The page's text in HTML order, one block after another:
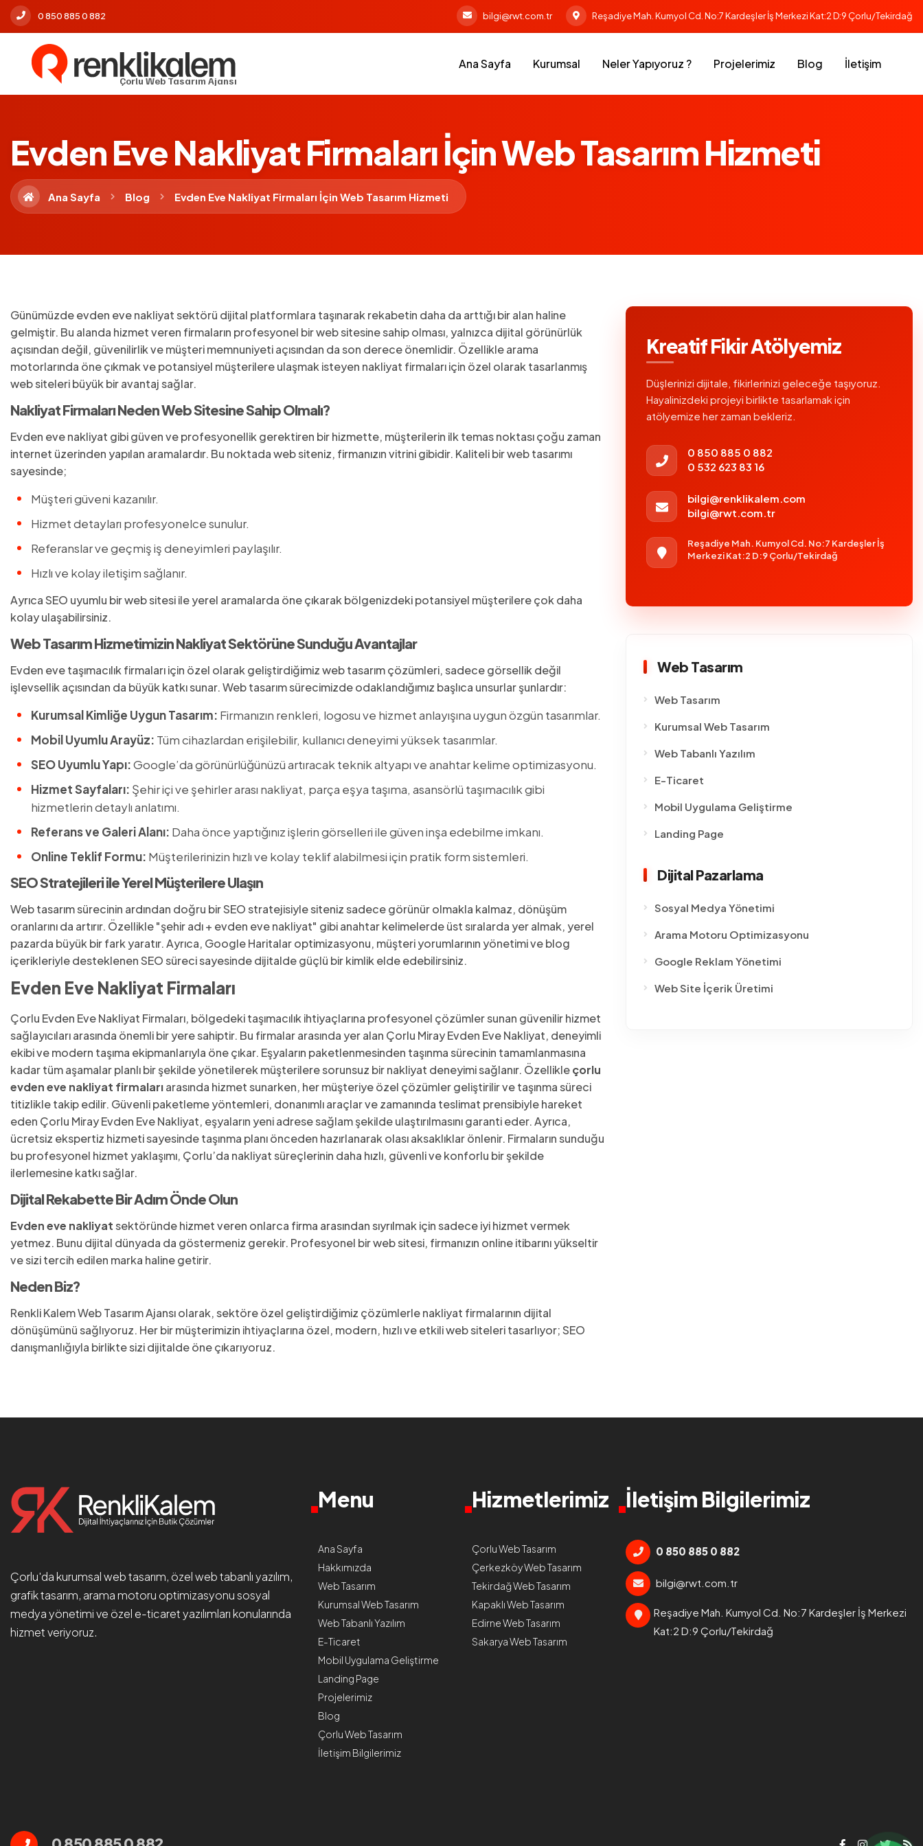
0 850 885 0 882 bilgi@rwt.com.tr Reşadiye Mah. Kumyol Cd. No:7 Kardeşler İş Merkezi Kat:2 D:9 Çorlu/Tekirdağ
Çorlu Web Tasarım Ajansı
Ana Sayfa Kurumsal Neler Yapıyoruz ? Projelerimiz Blog İletişim
Evden Eve Nakliyat Firmaları İçin Web Tasarım Hizmeti
Ana Sayfa Blog Evden Eve Nakliyat Firmaları İçin Web Tasarım Hizmeti
Günümüzde evden eve nakliyat sektörü dijital platformlara taşınarak rekabetin daha da arttığı bir alan haline
gelmiştir. Bu alanda hizmet veren firmaların profesyonel bir web sitesine sahip olması, yalnızca dijital görünürlük
açısından değil, güvenilirlik ve müşteri memnuniyeti açısından da son derece önemlidir. Özellikle arama
motorlarında öne çıkmak ve potansiyel müşterilere ulaşmak isteyen nakliyat firmaları için özel olarak tasarlanmış
web siteleri büyük bir avantaj sağlar.
Nakliyat Firmaları Neden Web Sitesine Sahip Olmalı?
Evden eve nakliyat gibi güven ve profesyonellik gerektiren bir hizmette, müşterilerin ilk temas noktası çoğu zaman
internet üzerinden yapılan aramalardır. Bu noktada web siteniz, firmanızın vitrini gibidir. Kaliteli bir web tasarımı
sayesinde;
Müşteri güveni kazanılır.
Hizmet detayları profesyonelce sunulur.
Referanslar ve geçmiş iş deneyimleri paylaşılır.
Hızlı ve kolay iletişim sağlanır.
Ayrıca SEO uyumlu bir web sitesi ile yerel aramalarda öne çıkarak bölgenizdeki potansiyel müşterilere çok daha
kolay ulaşabilirsiniz.
Web Tasarım Hizmetimizin Nakliyat Sektörüne Sunduğu Avantajlar
Evden eve taşımacılık firmaları için özel olarak geliştirdiğimiz web tasarım çözümleri, sadece görsellik değil
işlevsellik açısından da büyük katkı sunar. Web tasarım sürecimizde odaklandığımız başlıca unsurlar şunlardır:
Kurumsal Kimliğe Uygun Tasarım: Firmanızın renkleri, logosu ve hizmet anlayışına uygun özgün tasarımlar.
Mobil Uyumlu Arayüz: Tüm cihazlardan erişilebilir, kullanıcı deneyimi yüksek tasarımlar.
SEO Uyumlu Yapı:Google’da görünürlüğünüzü artıracak teknik altyapı ve anahtar kelime optimizasyonu.
Hizmet Sayfaları: Şehir içi ve şehirler arası nakliyat, parça eşya taşıma, asansörlü taşımacılık gibi
hizmetlerin detaylı anlatımı.
Referans ve Galeri Alanı: Daha önce yaptığınız işlerin görselleri ile güven inşa edebilme imkanı.
Online Teklif Formu: Müşterilerinizin hızlı ve kolay teklif alabilmesi için pratik form sistemleri.
SEO Stratejileri ile Yerel Müşterilere Ulaşın
Web tasarım sürecinin ardından doğru bir SEO stratejisiyle siteniz sadece görünür olmakla kalmaz, dönüşüm
oranlarını da artırır. Özellikle "şehir adı + evden eve nakliyat" gibi anahtar kelimelerde üst sıralarda yer almak, yerel
pazarda büyük bir fark yaratır. Ayrıca, Google Haritalar optimizasyonu, müşteri yorumlarının yönetimi ve blog
içerikleriyle desteklenen SEO süreci sayesinde dijitalde güçlü bir kimlik elde edebilirsiniz.
Evden Eve Nakliyat Firmaları
Çorlu Evden Eve Nakliyat Firmaları, bölgedeki taşımacılık ihtiyaçlarına profesyonel çözümler sunan güvenilir hizmet
sağlayıcıları arasında önemli bir yere sahiptir. Bu firmalar arasında yer alan Çorlu Miray Evden Eve Nakliyat, deneyimli
ekibi ve modern taşıma ekipmanlarıyla öne çıkar. Eşyaların paketlenmesinden taşınma sürecinin tamamlanmasına
kadar tüm aşamalar planlı bir şekilde yönetilerek müşterilere sorunsuz bir nakliyat deneyimi sağlanır. Özellikleçorlu
evden eve nakliyat firmalarıarasında hizmet sunarken, her müşteriye özel çözümler geliştirilir ve taşınma süreci
titizlikle takip edilir. Güvenli paketleme yöntemleri, donanımlı araçlar ve zamanında teslimat prensibiyle hareket
eden Çorlu Miray Evden Eve Nakliyat, eşyaların yeni adrese sağlam şekilde ulaştırılmasını garanti eder. Ayrıca,
ücretsiz ekspertiz hizmeti sayesinde taşınma planı önceden hazırlanarak olası aksaklıklar önlenir. Firmaların sunduğu
bu profesyonel hizmet yaklaşımı, Çorlu’da nakliyat süreçlerinin daha hızlı, güvenli ve konforlu bir şekilde
ilerlemesine katkı sağlar.
Dijital Rekabette Bir Adım Önde Olun
Evden eve nakliyatsektöründe hizmet veren onlarca firma arasından sıyrılmak için sadece iyi hizmet vermek
yetmez. Bunu dijital dünyada da göstermeniz gerekir. Profesyonel bir web sitesi, firmanızın online itibarını yükseltir
ve sizi tercih edilen marka haline getirir.
Neden Biz?
Renkli Kalem Web Tasarım Ajansı olarak, sektöre özel geliştirdiğimiz çözümlerle nakliyat firmalarının dijital
dönüşümünü sağlıyoruz. Her bir müşterimizin ihtiyaçlarına özel, modern, hızlı ve etkili web siteleri tasarlıyor; SEO
danışmanlığıyla birlikte sizi dijitalde öne çıkarıyoruz.
Kreatif Fikir Atölyemiz
Düşlerinizi dijitale, fikirlerinizi geleceğe taşıyoruz.
Hayalinizdeki projeyi birlikte tasarlamak için
atölyemize her zaman bekleriz.
0 850 885 0 882
0 532 623 83 16
bilgi@renklikalem.com
bilgi@rwt.com.tr
Reşadiye Mah. Kumyol Cd. No:7 Kardeşler İş
Merkezi Kat:2 D:9 Çorlu/Tekirdağ
Web Tasarım
Web Tasarım
Kurumsal Web Tasarım
Web Tabanlı Yazılım
E-Ticaret
Mobil Uygulama Geliştirme
Landing Page
Dijital Pazarlama
Sosyal Medya Yönetimi
Arama Motoru Optimizasyonu
Google Reklam Yönetimi
Web Site İçerik Üretimi
Çorlu'dakurumsal web tasarım, özel web tabanlı yazılım,
grafik tasarım, arama motoru optimizasyonusosyal
medya yönetimive özel e-ticaret yazılımları konularında
hizmet veriyoruz.
Menu
Ana Sayfa
Hakkımızda
Web Tasarım
Kurumsal Web Tasarım
Web Tabanlı Yazılım
E-Ticaret
Mobil Uygulama Geliştirme
Landing Page
Projelerimiz
Blog
Çorlu Web Tasarım
İletişim Bilgilerimiz
Hizmetlerimiz
Çorlu Web Tasarım
Çerkezköy Web Tasarım
Tekirdağ Web Tasarım
Kapaklı Web Tasarım
Edirne Web Tasarım
Sakarya Web Tasarım
İletişim Bilgilerimiz
0 850 885 0 882
bilgi@rwt.com.tr
Reşadiye Mah. Kumyol Cd. No:7 Kardeşler İş Merkezi
Kat:2 D:9 Çorlu/Tekirdağ